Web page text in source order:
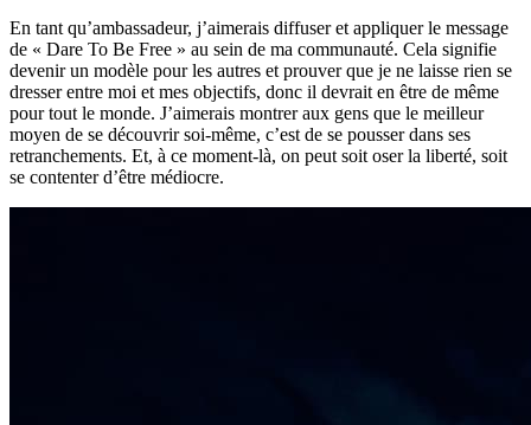
En tant qu’ambassadeur, j’aimerais diffuser et appliquer le message
de « Dare To Be Free » au sein de ma communauté. Cela signifie
devenir un modèle pour les autres et prouver que je ne laisse rien se
dresser entre moi et mes objectifs, donc il devrait en être de même
pour tout le monde. J’aimerais montrer aux gens que le meilleur
moyen de se découvrir soi-même, c’est de se pousser dans ses
retranchements. Et, à ce moment-là, on peut soit oser la liberté, soit
se contenter d’être médiocre.